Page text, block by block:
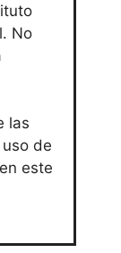
No
las
de
este